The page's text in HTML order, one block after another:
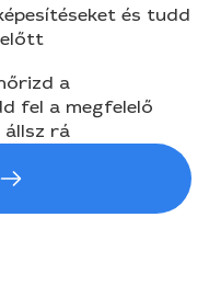
és tudd
előtt
a
fel a megfelelő
állsz rá